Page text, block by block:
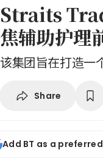
Straits
焦辅助护理
该集团旨在打造一
Share
Add BT as a